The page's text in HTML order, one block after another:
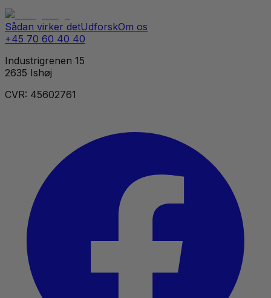
Sådan virker detUdforskOm os
+45 70 60 40 40
Industrigrenen 15
2635 Ishøj
CVR: 45602761